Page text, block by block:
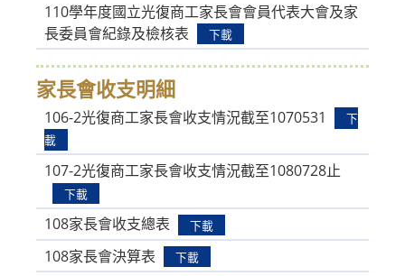
110學年度國立光復商工家長會會員代表大會及家
長委員會紀錄及檢核表
下載
家長會收支明細
106-2光復商工家長會收支情況截至1070531
下
載
107-2光復商工家長會收支情況截至1080728止
下載
108家長會收支總表 下載
108家長會決算表 下載